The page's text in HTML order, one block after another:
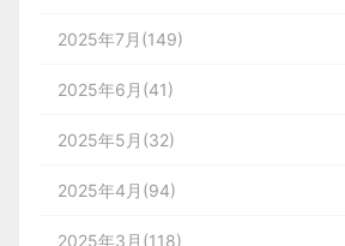
2025年7月(149)
2025年6月(41)
2025年5月(32)
2025年4月(94)
2025年3月(118)